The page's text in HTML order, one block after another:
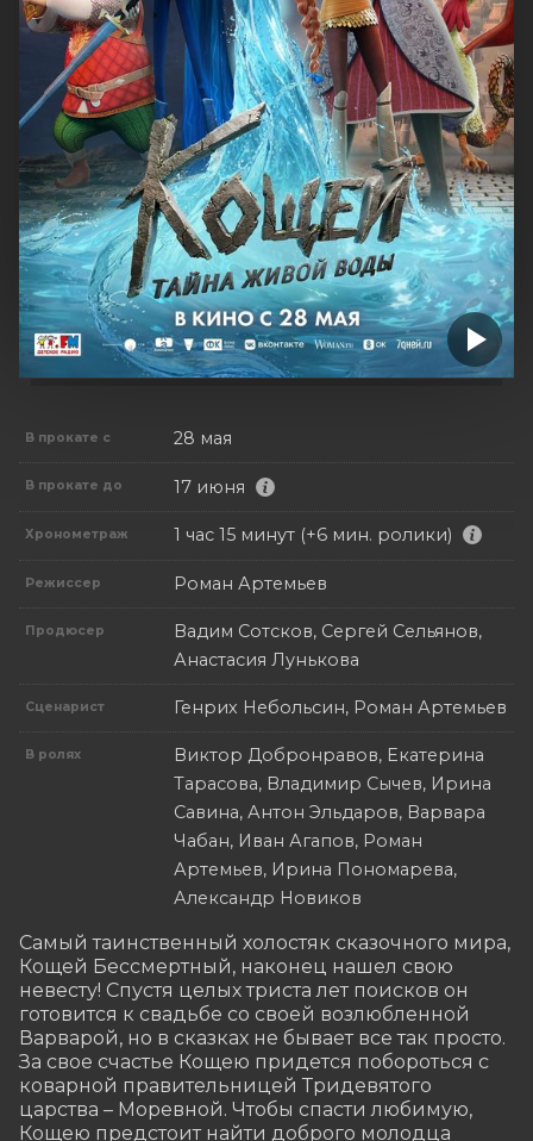
В прокате с 28 мая
В прокате до 17 июня
Хронометраж 1 час 15 минут (+6 мин. ролики)
Режиссер Роман Артемьев
Продюсер
Вадим Сотсков, Сергей Сельянов,
Анастасия Лунькова
Сценарист Генрих Небольсин, Роман Артемьев
В ролях
Виктор Добронравов, Екатерина
Тарасова, Владимир Сычев, Ирина
Савина, Антон Эльдаров, Варвара
Чабан, Иван Агапов, Роман
Артемьев, Ирина Пономарева,
Александр Новиков
Самый таинственный холостяк сказочного мира,
Кощей Бессмертный, наконец нашел свою
невесту! Спустя целых триста лет поисков он
готовится к свадьбе со своей возлюбленной
Варварой, но в сказках не бывает все так просто.
За свое счастье Кощею придется побороться с
коварной правительницей Тридевятого
царства – Моревной. Чтобы спасти любимую,
Кощею предстоит найти доброго молодца